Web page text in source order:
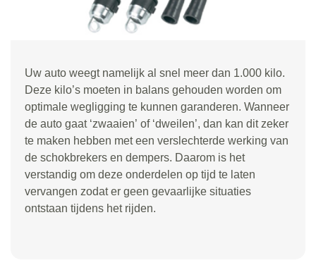
Uw auto weegt namelijk al snel meer dan 1.000 kilo.
Deze kilo’s moeten in balans gehouden worden om
optimale wegligging te kunnen garanderen. Wanneer
de auto gaat ‘zwaaien’ of ‘dweilen’, dan kan dit zeker
te maken hebben met een verslechterde werking van
de schokbrekers en dempers. Daarom is het
verstandig om deze onderdelen op tijd te laten
vervangen zodat er geen gevaarlijke situaties
ontstaan tijdens het rijden.